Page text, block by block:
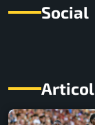
Social